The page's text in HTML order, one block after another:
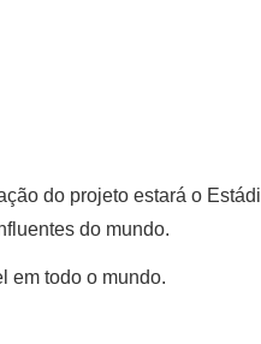
do projeto estará o
do mundo.
em todo o mundo.